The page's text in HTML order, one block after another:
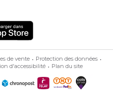
de vente
Protection des données
d'accessibilité Plan du site